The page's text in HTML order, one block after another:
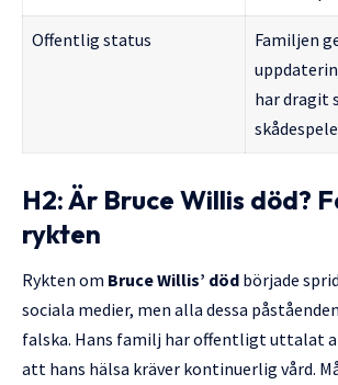
Offentlig status
Familjen
har dragit
H2: Är Bruce Willis död?
rykten
Rykten om Bruce Willis’ död började
sociala medier, men alla dessa
falska. Hans familj har offentligt uttalat
att hans hälsa kräver kontinuerlig vård.